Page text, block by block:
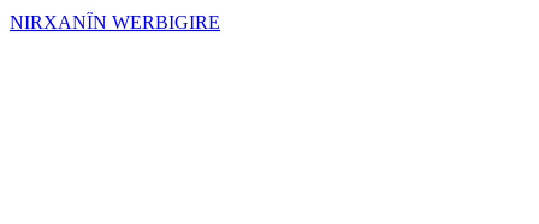
NIRXANÎN WERBIGIRE